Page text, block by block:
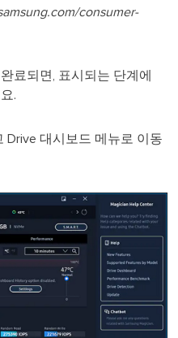
consumer-
료되면, 표시되는 단계에
.
Drive 대시보드 메뉴로 이동